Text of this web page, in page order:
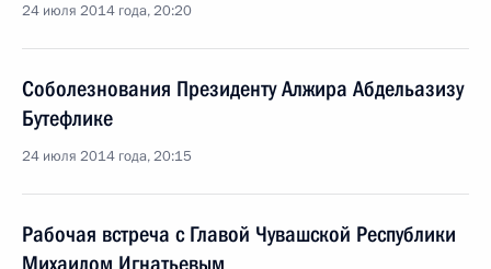
24 июля 2014 года, 20:20
Соболезнования Президенту Алжира Абдельазизу
Бутефлике
24 июля 2014 года, 20:15
Рабочая встреча с Главой Чувашской Республики
Михаилом Игнатьевым